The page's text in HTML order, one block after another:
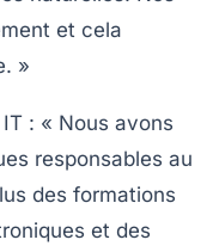
et cela
»
: « Nous avons
responsables au
des formations
et des